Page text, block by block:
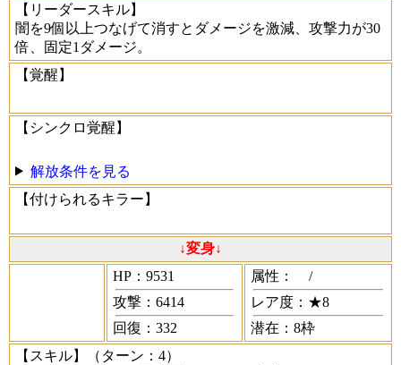
【リーダースキル】
闇を9個以上つなげて消すとダメージを激減、攻撃力が30
倍、固定1ダメージ。
【覚醒】
【シンクロ覚醒】
解放条件を見る
【付けられるキラー】
↓変身↓
HP：9531
攻撃：6414
回復：332
属性：
/
レア度：★8
潜在：8枠
【スキル】
（ターン：4）